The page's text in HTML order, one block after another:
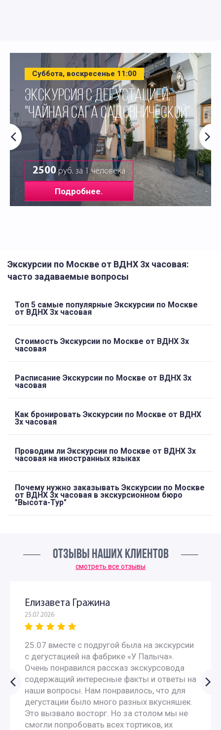
Суббота, воскресенье 11:00
ЭКСКУРСИЯ С ДЕГУСТАЦИЕЙ:
"ЧАЙНАЯ САГА САДОВНИЧЕСКОЙ"
2500руб. за 1 человека
Подробнее.
Экскурсии по Москве от ВДНХ 3х часовая:
часто задаваемые вопросы
Топ 5 самые популярные Экскурсии по Москве
от ВДНХ 3х часовая
Стоимость Экскурсии по Москве от ВДНХ 3х
часовая
Расписание Экскурсии по Москве от ВДНХ 3х
часовая
Как бронировать Экскурсии по Москве от ВДНХ
3х часовая
Проводим ли Экскурсии по Москве от ВДНХ 3х
часовая на иностранных языках
Почему нужно заказывать Экскурсии по Москве
от ВДНХ 3х часовая в экскурсионном бюро
"Высота-Тур"
ОТЗЫВЫ НАШИХ КЛИЕНТОВ
смотреть все отзывы
Елизавета Гражина
25.07.2026
25.07 вместе с подругой была на экскурсии
с дегустацией на фабрике «У Палыча».
Очень понравился рассказ экскурсовода
содержащий интересные факты и ответы на
наши вопросы. Нам понравилось, что для
дегустации было много разных вкусняшек.
Это вызвало восторг. Но за столом мы не
смогли попробовать всех тортиков, их